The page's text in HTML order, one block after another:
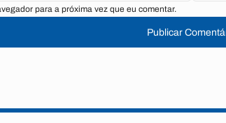
para a próxima vez que eu comentar.
Publicar